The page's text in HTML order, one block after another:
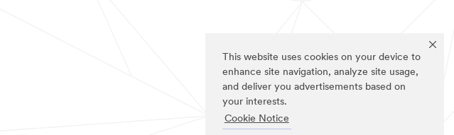
This website uses cookies on your device to
enhance site navigation, analyze site usage,
and deliver you advertisements based on
your interests.
Cookie Notice